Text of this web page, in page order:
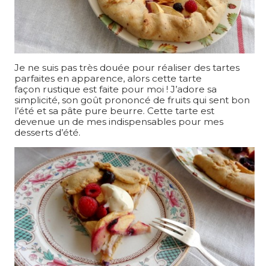
Je ne suis pas très douée pour réaliser des tartes
parfaites en apparence, alors cette tarte
façon rustique est faite pour moi ! J’adore sa
simplicité, son goût prononcé de fruits qui sent bon
l’été et sa pâte pure beurre. Cette tarte est
devenue un de mes indispensables pour mes
desserts d’été.